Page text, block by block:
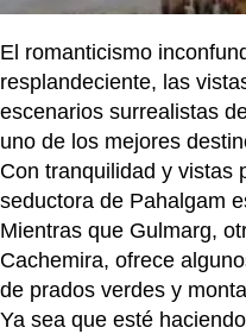
El romanticismo
resplandeciente, las
escenarios surrealistas
uno de los mejores
Con tranquilidad y vistas
seductora de Pahalgam
Mientras que Gulmarg,
Cachemira, ofrece
de prados verdes y
Ya sea que esté